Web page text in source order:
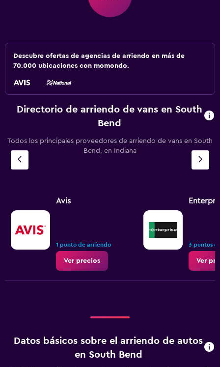
Descubre ofertas de agencias de arriendo en más de
70.000 ubicaciones con momondo.
Directorio de arriendo de vans en South
Bend
Todos los principales proveedores de arriendo de vans en South
Bend, en Indiana
Avis
1 punto de arriendo
Ver precios
3 puntos
Ver
Datos básicos sobre el arriendo de autos
en South Bend